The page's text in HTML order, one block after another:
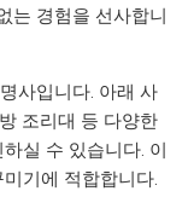
는 경험을 선사합니
사입니다. 아래 사
조리대 등 다양한
실 수 있습니다. 이
기에 적합합니다.